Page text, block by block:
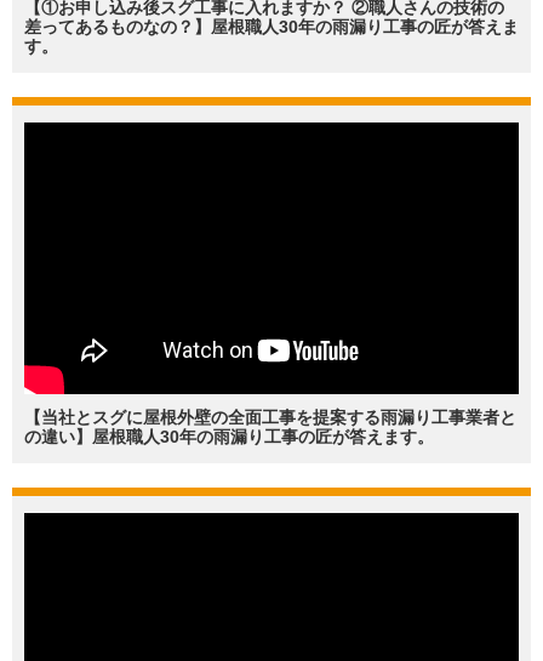
【①お申し込み後スグ工事に入れますか？ ②職人さんの技術の
差ってあるものなの？】屋根職人30年の雨漏り工事の匠が答えま
す。
【当社とスグに屋根外壁の全面工事を提案する雨漏り工事業者と
の違い】屋根職人30年の雨漏り工事の匠が答えます。